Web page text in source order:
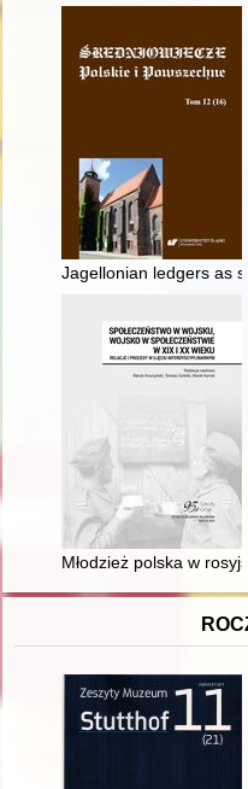
Jagellonian ledgers as
Młodzież polska w